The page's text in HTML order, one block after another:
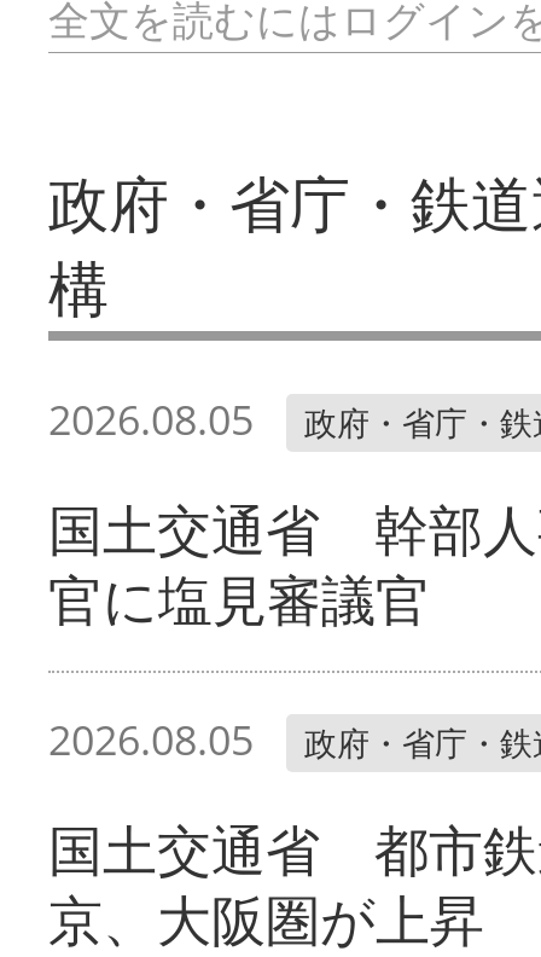
全文を読むにはログイン
政府・省庁・鉄
構
2026.08.05 政府・省庁・
国土交通省 幹部
官に塩見審議官
2026.08.05 政府・省庁・
国土交通省 都市
京、大阪圏が上昇